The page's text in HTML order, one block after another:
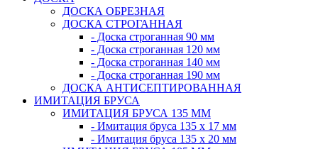
ДОСКА ОБРЕЗНАЯ
ДОСКА СТРОГАННАЯ
- Доска строганная 90 мм
- Доска строганная 120 мм
- Доска строганная 140 мм
- Доска строганная 190 мм
ДОСКА АНТИСЕПТИРОВАННАЯ
ИМИТАЦИЯ БРУСА
ИМИТАЦИЯ БРУСА 135 ММ
- Имитация бруса 135 х 17 мм
- Имитация бруса 135 х 20 мм